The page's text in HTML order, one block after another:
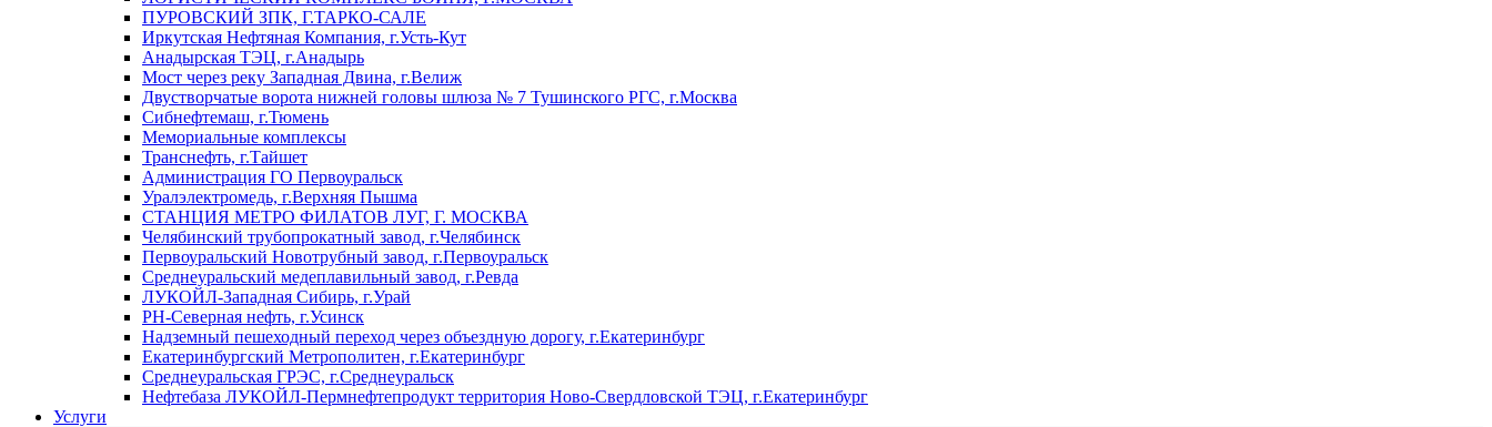
ПУРОВСКИЙ ЗПК, Г.ТАРКО-САЛЕ
Иркутская Нефтяная Компания, г.Усть-Кут
Анадырская ТЭЦ, г.Анадырь
Мост через реку Западная Двина, г.Велиж
Двустворчатые ворота нижней головы шлюза № 7 Тушинского РГС, г.Москва
Сибнефтемаш, г.Тюмень
Мемориальные комплексы
Транснефть, г.Тайшет
Администрация ГО Первоуральск
Уралэлектромедь, г.Верхняя Пышма
СТАНЦИЯ МЕТРО ФИЛАТОВ ЛУГ, Г. МОСКВА
Челябинский трубопрокатный завод, г.Челябинск
Первоуральский Новотрубный завод, г.Первоуральск
Среднеуральский медеплавильный завод, г.Ревда
ЛУКОЙЛ-Западная Сибирь, г.Урай
РН-Северная нефть, г.Усинск
Надземный пешеходный переход через объездную дорогу, г.Екатеринбург
Екатеринбургский Метрополитен, г.Екатеринбург
Среднеуральская ГРЭС, г.Среднеуральск
Нефтебаза ЛУКОЙЛ-Пермнефтепродукт территория Ново-Свердловской ТЭЦ, г.Екатеринбург
Услуги